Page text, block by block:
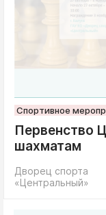
Спортивное
Первенство
шахматам
Дворец спорта
«Центральный»